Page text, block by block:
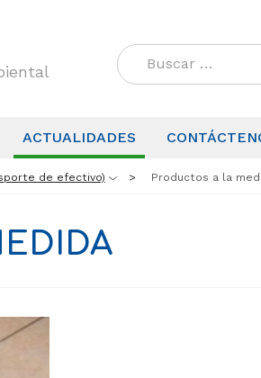
Buscar:
ACTUALIDADES
de efectivo) Productos a la